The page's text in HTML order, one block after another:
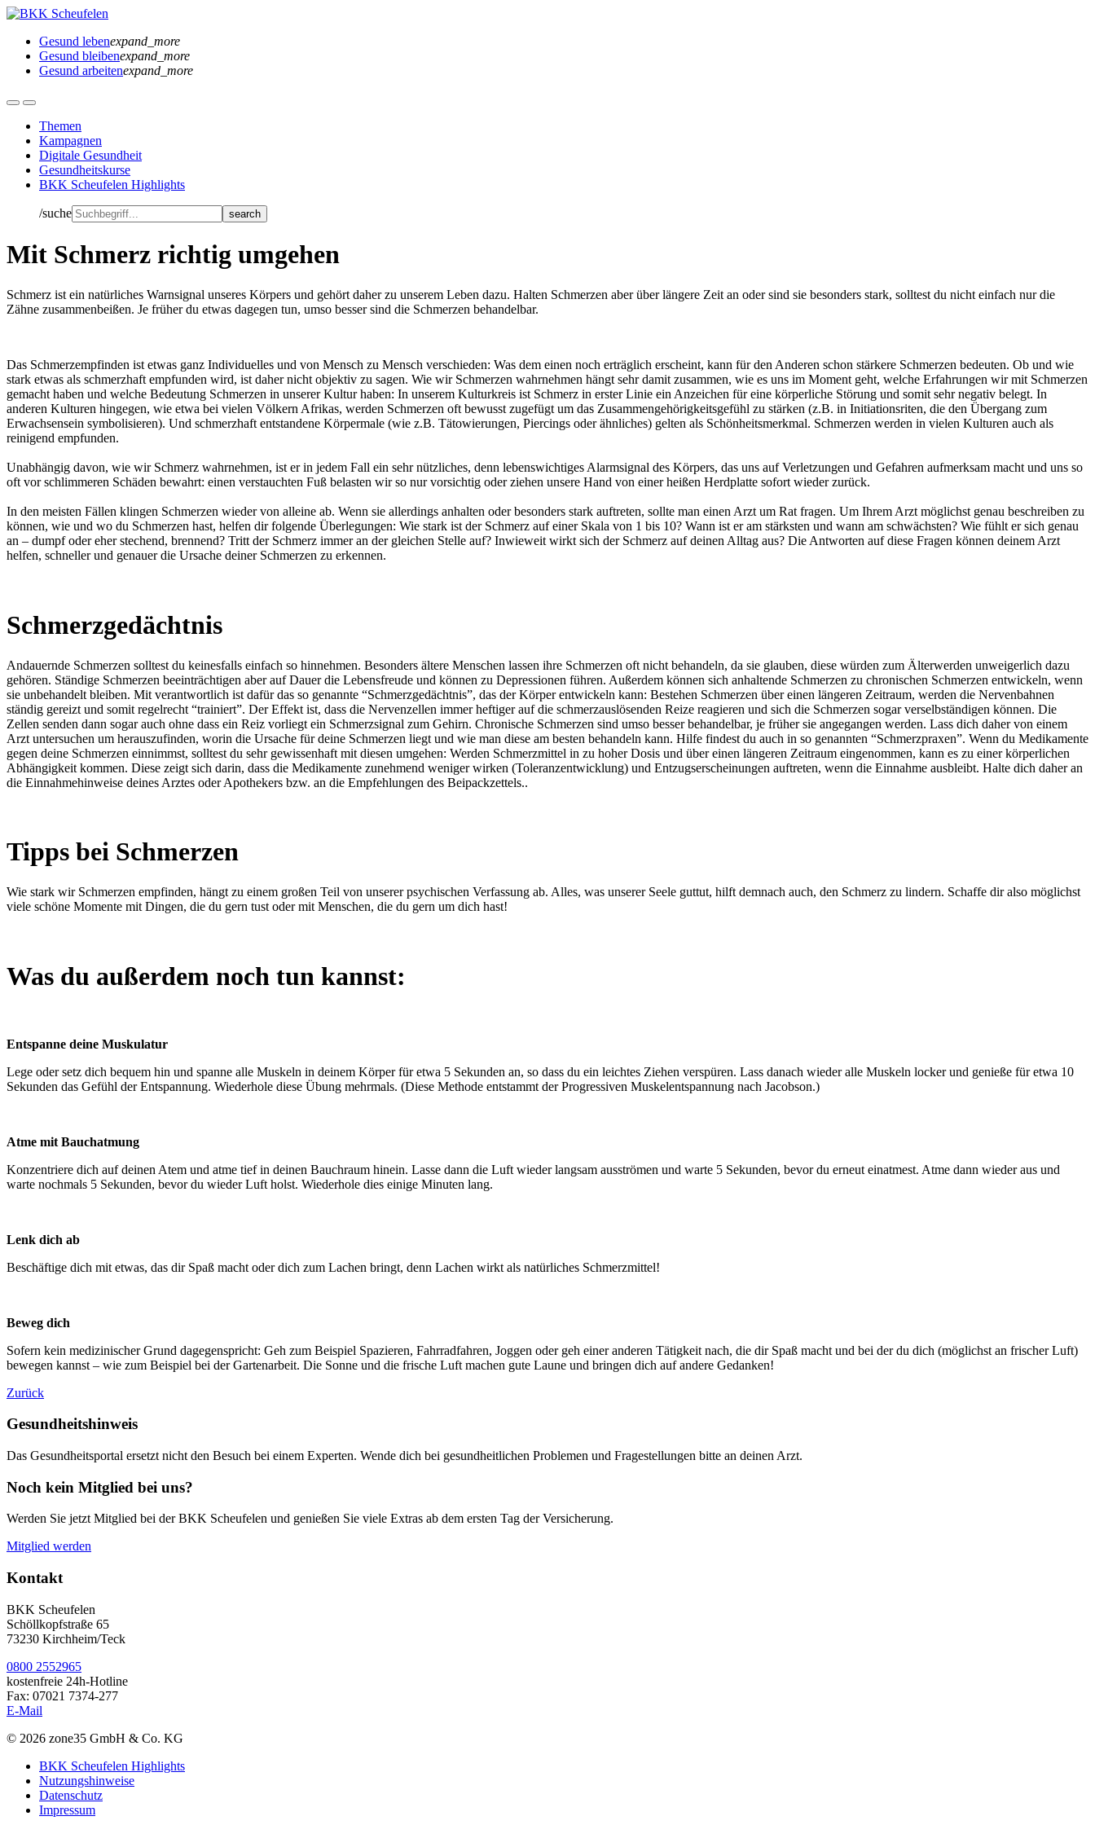
Gesund lebenexpand_more
Gesund bleibenexpand_more
Gesund arbeitenexpand_more
Themen
Kampagnen
Digitale Gesundheit
Gesundheitskurse
BKK Scheufelen Highlights
/suche
Mit Schmerz richtig umgehen
Schmerz ist ein natürliches Warnsignal unseres Körpers und gehört daher zu unserem Leben dazu. Halten Schmerzen aber über längere Zeit an oder sind sie besonders stark, solltest du nicht einfach nur die
Zähne zusammenbeißen. Je früher du etwas dagegen tun, umso besser sind die Schmerzen behandelbar.
Das Schmerzempfinden ist etwas ganz Individuelles und von Mensch zu Mensch verschieden: Was dem einen noch erträglich erscheint, kann für den Anderen schon stärkere Schmerzen bedeuten. Ob und wie
stark etwas als schmerzhaft empfunden wird, ist daher nicht objektiv zu sagen. Wie wir Schmerzen wahrnehmen hängt sehr damit zusammen, wie es uns im Moment geht, welche Erfahrungen wir mit Schmerzen
gemacht haben und welche Bedeutung Schmerzen in unserer Kultur haben: In unserem Kulturkreis ist Schmerz in erster Linie ein Anzeichen für eine körperliche Störung und somit sehr negativ belegt. In
anderen Kulturen hingegen, wie etwa bei vielen Völkern Afrikas, werden Schmerzen oft bewusst zugefügt um das Zusammengehörigkeitsgefühl zu stärken (z.B. in Initiationsriten, die den Übergang zum
Erwachsensein symbolisieren). Und schmerzhaft entstandene Körpermale (wie z.B. Tätowierungen, Piercings oder ähnliches) gelten als Schönheitsmerkmal. Schmerzen werden in vielen Kulturen auch als
reinigend empfunden.
Unabhängig davon, wie wir Schmerz wahrnehmen, ist er in jedem Fall ein sehr nützliches, denn lebenswichtiges Alarmsignal des Körpers, das uns auf Verletzungen und Gefahren aufmerksam macht und uns so
oft vor schlimmeren Schäden bewahrt: einen verstauchten Fuß belasten wir so nur vorsichtig oder ziehen unsere Hand von einer heißen Herdplatte sofort wieder zurück.
In den meisten Fällen klingen Schmerzen wieder von alleine ab. Wenn sie allerdings anhalten oder besonders stark auftreten, sollte man einen Arzt um Rat fragen. Um Ihrem Arzt möglichst genau beschreiben zu
können, wie und wo du Schmerzen hast, helfen dir folgende Überlegungen: Wie stark ist der Schmerz auf einer Skala von 1 bis 10? Wann ist er am stärksten und wann am schwächsten? Wie fühlt er sich genau
an – dumpf oder eher stechend, brennend? Tritt der Schmerz immer an der gleichen Stelle auf? Inwieweit wirkt sich der Schmerz auf deinen Alltag aus? Die Antworten auf diese Fragen können deinem Arzt
helfen, schneller und genauer die Ursache deiner Schmerzen zu erkennen.
Schmerzgedächtnis
Andauernde Schmerzen solltest du keinesfalls einfach so hinnehmen. Besonders ältere Menschen lassen ihre Schmerzen oft nicht behandeln, da sie glauben, diese würden zum Älterwerden unweigerlich dazu
gehören. Ständige Schmerzen beeinträchtigen aber auf Dauer die Lebensfreude und können zu Depressionen führen. Außerdem können sich anhaltende Schmerzen zu chronischen Schmerzen entwickeln, wenn
sie unbehandelt bleiben. Mit verantwortlich ist dafür das so genannte “Schmerzgedächtnis”, das der Körper entwickeln kann: Bestehen Schmerzen über einen längeren Zeitraum, werden die Nervenbahnen
ständig gereizt und somit regelrecht “trainiert”. Der Effekt ist, dass die Nervenzellen immer heftiger auf die schmerzauslösenden Reize reagieren und sich die Schmerzen sogar verselbständigen können. Die
Zellen senden dann sogar auch ohne dass ein Reiz vorliegt ein Schmerzsignal zum Gehirn. Chronische Schmerzen sind umso besser behandelbar, je früher sie angegangen werden. Lass dich daher von einem
Arzt untersuchen um herauszufinden, worin die Ursache für deine Schmerzen liegt und wie man diese am besten behandeln kann. Hilfe findest du auch in so genannten “Schmerzpraxen”. Wenn du Medikamente
gegen deine Schmerzen einnimmst, solltest du sehr gewissenhaft mit diesen umgehen: Werden Schmerzmittel in zu hoher Dosis und über einen längeren Zeitraum eingenommen, kann es zu einer körperlichen
Abhängigkeit kommen. Diese zeigt sich darin, dass die Medikamente zunehmend weniger wirken (Toleranzentwicklung) und Entzugserscheinungen auftreten, wenn die Einnahme ausbleibt. Halte dich daher an
die Einnahmehinweise deines Arztes oder Apothekers bzw. an die Empfehlungen des Beipackzettels..
Tipps bei Schmerzen
Wie stark wir Schmerzen empfinden, hängt zu einem großen Teil von unserer psychischen Verfassung ab. Alles, was unserer Seele guttut, hilft demnach auch, den Schmerz zu lindern. Schaffe dir also möglichst
viele schöne Momente mit Dingen, die du gern tust oder mit Menschen, die du gern um dich hast!
Was du außerdem noch tun kannst:
Entspanne deine Muskulatur
Lege oder setz dich bequem hin und spanne alle Muskeln in deinem Körper für etwa 5 Sekunden an, so dass du ein leichtes Ziehen verspüren. Lass danach wieder alle Muskeln locker und genieße für etwa 10
Sekunden das Gefühl der Entspannung. Wiederhole diese Übung mehrmals. (Diese Methode entstammt der Progressiven Muskelentspannung nach Jacobson.)
Atme mit Bauchatmung
Konzentriere dich auf deinen Atem und atme tief in deinen Bauchraum hinein. Lasse dann die Luft wieder langsam ausströmen und warte 5 Sekunden, bevor du erneut einatmest. Atme dann wieder aus und
warte nochmals 5 Sekunden, bevor du wieder Luft holst. Wiederhole dies einige Minuten lang.
Lenk dich ab
Beschäftige dich mit etwas, das dir Spaß macht oder dich zum Lachen bringt, denn Lachen wirkt als natürliches Schmerzmittel!
Beweg dich
Sofern kein medizinischer Grund dagegenspricht: Geh zum Beispiel Spazieren, Fahrradfahren, Joggen oder geh einer anderen Tätigkeit nach, die dir Spaß macht und bei der du dich (möglichst an frischer Luft)
bewegen kannst – wie zum Beispiel bei der Gartenarbeit. Die Sonne und die frische Luft machen gute Laune und bringen dich auf andere Gedanken!
Zurück
Gesundheitshinweis
Das Gesundheitsportal ersetzt nicht den Besuch bei einem Experten. Wende dich bei gesundheitlichen Problemen und Fragestellungen bitte an deinen Arzt.
Noch kein Mitglied bei uns?
Werden Sie jetzt Mitglied bei der BKK Scheufelen und genießen Sie viele Extras ab dem ersten Tag der Versicherung.
Mitglied werden
Kontakt
BKK Scheufelen
Schöllkopfstraße 65
73230 Kirchheim/Teck
0800 2552965
kostenfreie 24h-Hotline
Fax: 07021 7374-277
E-Mail
© 2026 zone35 GmbH & Co. KG
BKK Scheufelen Highlights
Nutzungshinweise
Datenschutz
Impressum